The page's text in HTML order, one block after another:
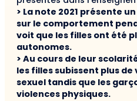
> La note 2021 présente
sur le comportement
voit que les filles ont été
autonomes.
> Au cours de leur
les filles subissent plus
sexuel tandis que les
violences physiques.